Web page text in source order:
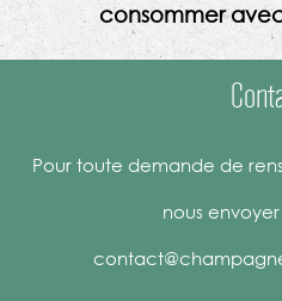
consommer
Pour toute demande de
nous